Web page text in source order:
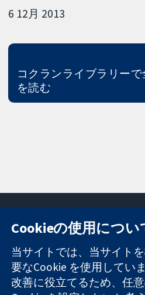
6 12月 2013
コクランライブラリーで
を読む
信頼できるエビ
デンスと
11-13
Square
London
W1G 0AN
Cookieの使用につい
当サイトでは、当サイト
要なCookie を使用してい
改善に役立てるため、任